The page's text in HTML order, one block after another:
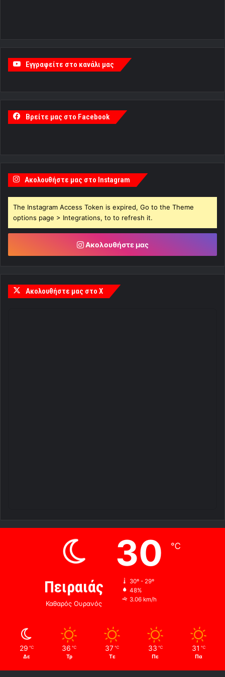
Εγγραφείτε στο κανάλι μας
Βρείτε μας στο Facebook
Ακολουθήστε μας στο Instagram
The Instagram Access Token is expired, Go to the Theme
options page > Integrations, to to refresh it.
Ακολουθήστε μας
Ακολουθήστε μας στο X
Πειραιάς
Καθαρός Ουρανός
30 ℃
30º - 29º
48%
3.06 km/h
29 ℃
Δε
36 ℃
Τρ
37 ℃
Τε
33 ℃
Πε
31 ℃
Πα